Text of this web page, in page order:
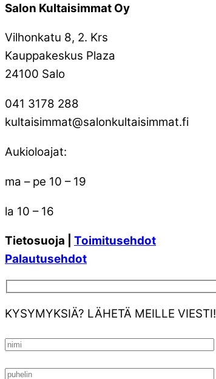
Salon Kultaisimmat Oy
Vilhonkatu 8, 2. Krs
Kauppakeskus Plaza
24100 Salo
041 3178 288
kultaisimmat@salonkultaisimmat.fi
Aukioloajat:
ma – pe 10 – 19
la 10 – 16
Tietosuoja | Toimitusehdot
Palautusehdot
KYSYMYKSIÄ? LÄHETÄ MEILLE VIESTI!